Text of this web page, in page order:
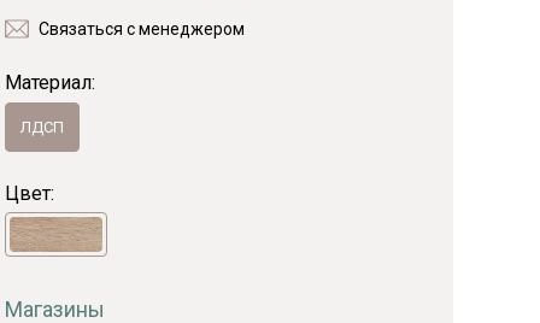
Связаться с менеджером
Материал:
ЛДСП
Цвет:
Магазины